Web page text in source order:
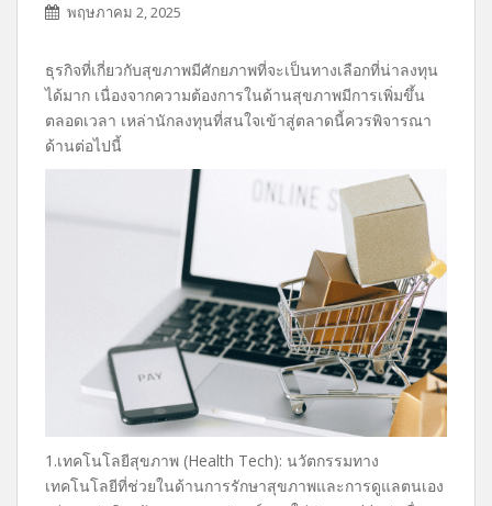
พฤษภาคม 2, 2025
ธุรกิจที่เกี่ยวกับสุขภาพมีศักยภาพที่จะเป็นทางเลือกที่น่าลงทุน
ได้มาก เนื่องจากความต้องการในด้านสุขภาพมีการเพิ่มขึ้น
ตลอดเวลา เหล่านักลงทุนที่สนใจเข้าสู่ตลาดนี้ควรพิจารณา
ด้านต่อไปนี้
1.เทคโนโลยีสุขภาพ (Health Tech): นวัตกรรมทาง
เทคโนโลยีที่ช่วยในด้านการรักษาสุขภาพและการดูแลตนเอง